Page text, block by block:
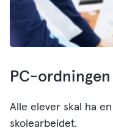
PC-ordningen
​​Alle elever skal ha
skolearbeidet.